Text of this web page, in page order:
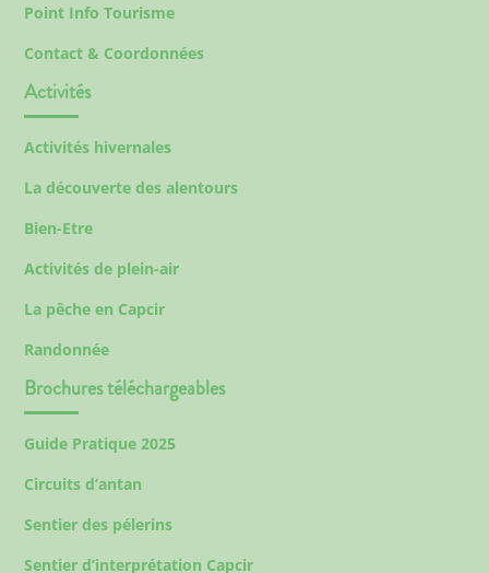
Point Info Tourisme
Contact & Coordonnées
Activités
Activités hivernales
La découverte des alentours
Bien-Etre
Activités de plein-air
La pêche en Capcir
Randonnée
Brochures téléchargeables
Guide Pratique 2025
Circuits d’antan
Sentier des pélerins
Sentier d’interprétation Capcir